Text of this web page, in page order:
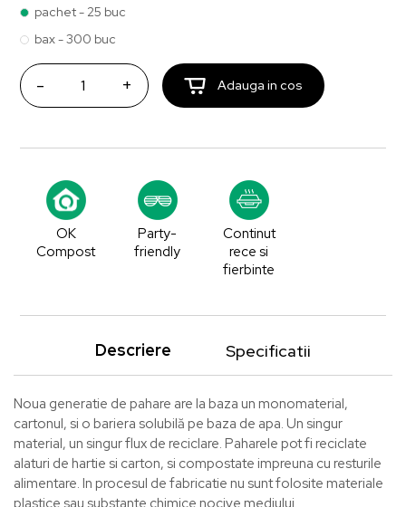
pachet - 25 buc
bax - 300 buc
- + Adauga in cos
OK
Compost
Party-
friendly
Continut
rece si
fierbinte
Descriere Specificatii
Noua generatie de pahare are la baza un monomaterial,
cartonul, si o bariera solubilă pe baza de apa. Un singur
material, un singur flux de reciclare. Paharele pot fi reciclate
alaturi de hartie si carton, si compostate impreuna cu resturile
alimentare. In procesul de fabricatie nu sunt folosite materiale
plastice sau substante chimice nocive mediului.